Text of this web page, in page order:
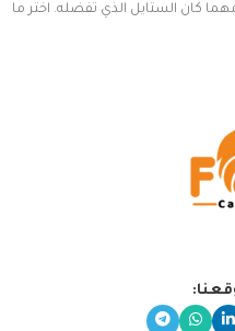
كان الستايل الذي تفضله. اختر ما